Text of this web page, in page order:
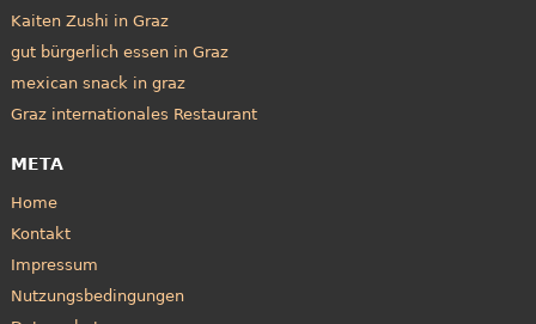
Kaiten Zushi in Graz
gut bürgerlich essen in Graz
mexican snack in graz
Graz internationales Restaurant
META
Home
Kontakt
Impressum
Nutzungsbedingungen